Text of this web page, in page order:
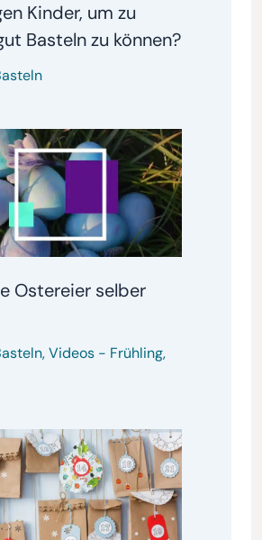
Kinder, um zu
Basteln zu können?
Ostereier selber
,Videos- Frühling,